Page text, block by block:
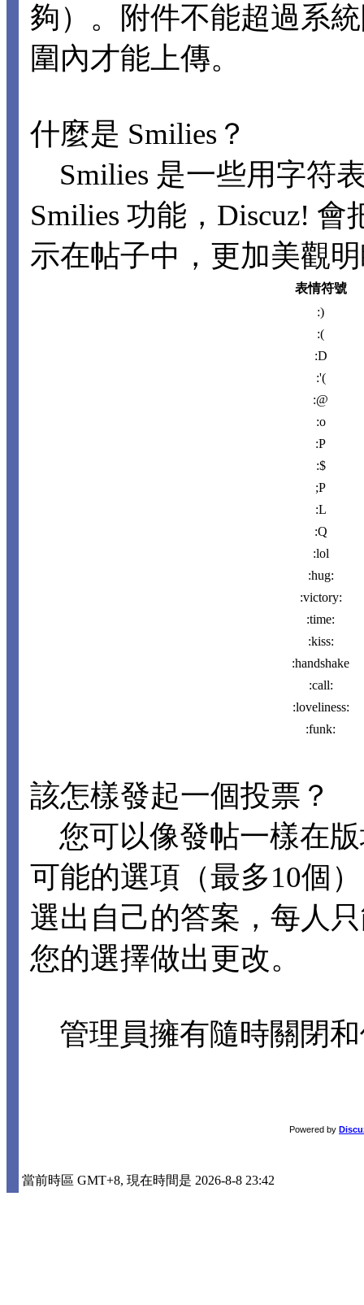
夠）。附件不能超過系
圍內才能上傳。
什麼是 Smilies？
Smilies 是一些用字符
Smilies 功能，Discuz!
示在帖子中，更加美觀
表情符號
:)
:(
:D
:'(
:@
:o
:P
:$
;P
:L
:Q
:lol
:hug:
:victory:
:time:
:kiss:
:handshake
:call:
:loveliness:
:funk:
該怎樣發起一個投票？
您可以像發帖一樣在
可能的選項（最多10個
選出自己的答案，每人
您的選擇做出更改。
管理員擁有隨時關閉
Powered by
當前時區 GMT+8, 現在時間是 2026-8-8 23:42